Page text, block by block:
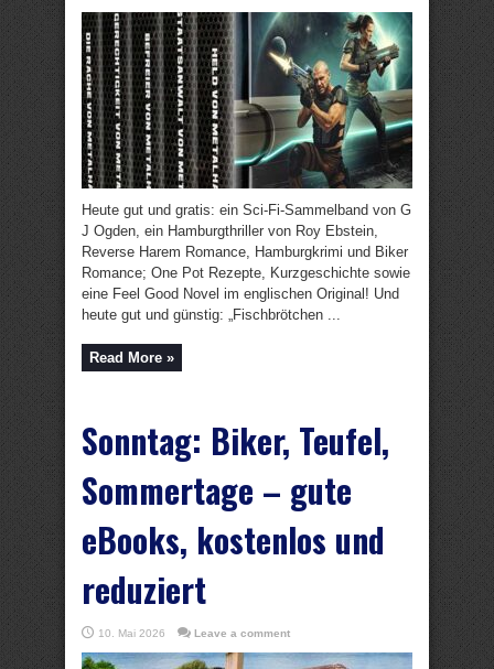
Heute gut und gratis: ein Sci-Fi-Sammelband von G
J Ogden, ein Hamburgthriller von Roy Ebstein,
Reverse Harem Romance, Hamburgkrimi und Biker
Romance; One Pot Rezepte, Kurzgeschichte sowie
eine Feel Good Novel im englischen Original! Und
heute gut und günstig: „Fischbrötchen ...
Read More »
Sonntag: Biker, Teufel,
Sommertage – gute
eBooks, kostenlos und
reduziert
10. Mai 2026 Leave a comment